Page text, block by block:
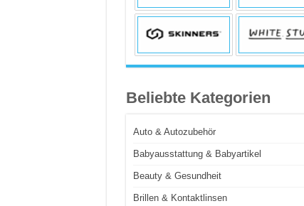
Beliebte Kategorien
Auto & Autozubehör
Babyausstattung & Babyartikel
Beauty & Gesundheit
Brillen & Kontaktlinsen